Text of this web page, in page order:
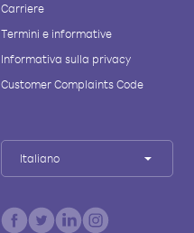
Carriere
Termini e informative
Informativa sulla privacy
Customer Complaints Code
Italiano